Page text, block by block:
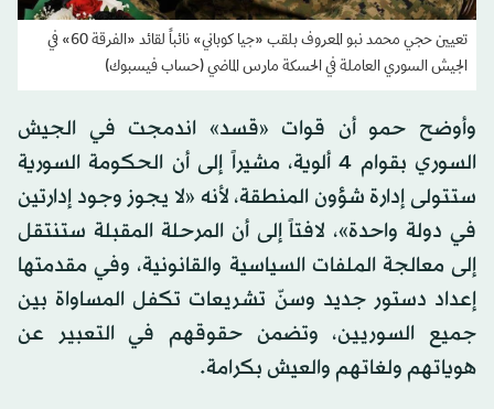
تعيين حجي محمد نبو المعروف بلقب «جيا كوباني» نائباً لقائد «الفرقة 60» في
الجيش السوري العاملة في الحسكة مارس الماضي (حساب فيسبوك)
وأوضح حمو أن قوات «قسد» اندمجت في الجيش
السوري بقوام 4 ألوية، مشيراً إلى أن الحكومة السورية
ستتولى إدارة شؤون المنطقة، لأنه «لا يجوز وجود إدارتين
في دولة واحدة»، لافتاً إلى أن المرحلة المقبلة ستنتقل
إلى معالجة الملفات السياسية والقانونية، وفي مقدمتها
إعداد دستور جديد وسنّ تشريعات تكفل المساواة بين
جميع السوريين، وتضمن حقوقهم في التعبير عن
هوياتهم ولغاتهم والعيش بكرامة.